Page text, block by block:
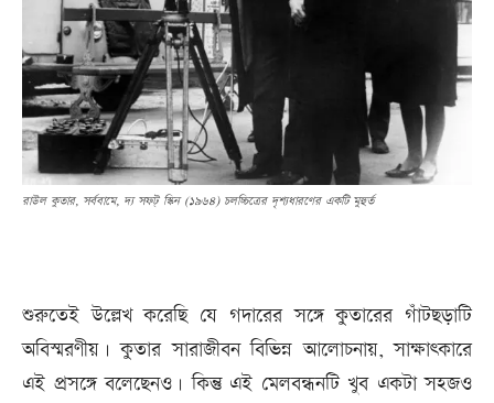
রাউল কুতার, সর্ববামে, দ্য সফট্ স্কিন (১৯৬৪) চলচ্চিত্রের দৃশ্যধারণের একটি মুহুর্ত
শুরুতেই উল্লেখ করেছি যে গদারের সঙ্গে কুতারের গাঁটছড়াটি
অবিস্মরণীয়। কুতার সারাজীবন বিভিন্ন আলোচনায়, সাক্ষাৎকারে
এই প্রসঙ্গে বলেছেনও। কিন্তু এই মেলবন্ধনটি খুব একটা সহজও